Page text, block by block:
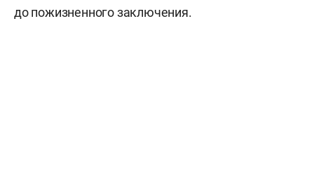
до пожизненного заключения.